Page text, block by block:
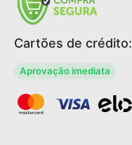
Cartões de crédito:
Aprovação imediata